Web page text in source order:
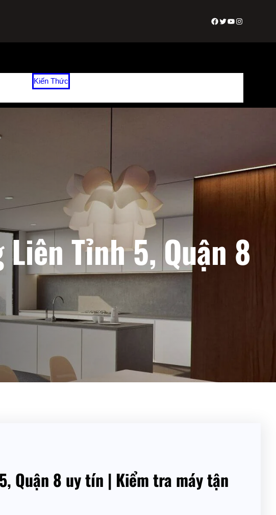
Facebook
Twitter
Youtube
Instagram
Kiến Thức
Tỉnh 5, Quận 8
Quận 8 uy tín | Kiểm tra máy tận